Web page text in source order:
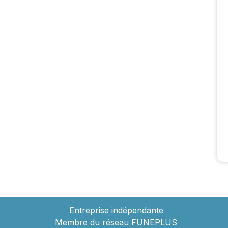
Entreprise indépendante
Membre du réseau FUNEPLUS